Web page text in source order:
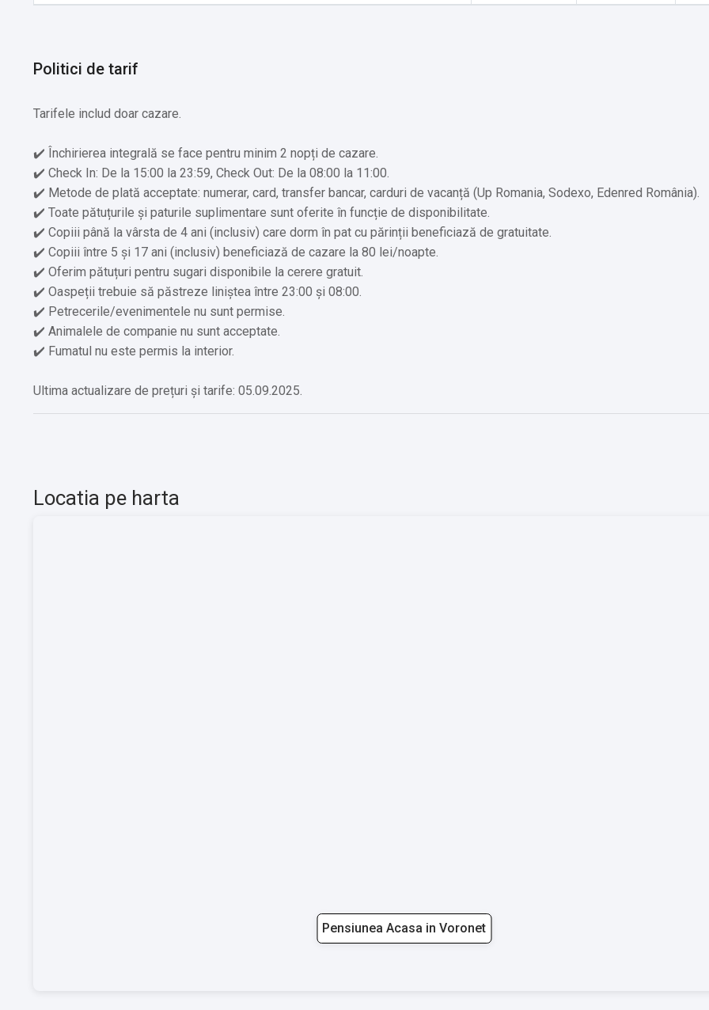
✔️ Mănăstirea Sucevița, Sucevița: 56,5 km
Servicii suplimentare incluse in pret:
✔️ Etaje superioare accesibile doar pe scări
✔️ Personal de pază non-stop
Alte servicii oferite contra cost:
✔️ Pentru grătar oferim cărbuni (Cost suplimentar)
✔️ Transfer de la și/sau la aeroport (Cost suplimentar)
Politici de tarif
Tarifele includ doar cazare.
✔️ Închirierea integrală se face pentru minim 2 nopți de cazare.
✔️ Check In: De la 15:00 la 23:59, Check Out: De la 08:00 la 11:00.
✔️ Metode de plată acceptate: numerar, card, transfer bancar, carduri de vacanță (Up Romania, Sodexo, Edenred România).
✔️ Toate pătuțurile și paturile suplimentare sunt oferite în funcție de disponibilitate.
✔️ Copiii până la vârsta de 4 ani (inclusiv) care dorm în pat cu părinții beneficiază de gratuitate.
✔️ Copiii între 5 și 17 ani (inclusiv) beneficiază de cazare la 80 lei/noapte.
✔️ Oferim pătuțuri pentru sugari disponibile la cerere gratuit.
✔️ Oaspeții trebuie să păstreze liniștea între 23:00 și 08:00.
✔️ Petrecerile/evenimentele nu sunt permise.
✔️ Animalele de companie nu sunt acceptate.
✔️ Fumatul nu este permis la interior.
Ultima actualizare de prețuri și tarife: 05.09.2025.
Locatia pe harta
Pensiunea Acasa in Voronet